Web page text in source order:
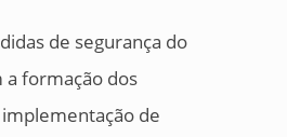
de segurança do
formação dos
de